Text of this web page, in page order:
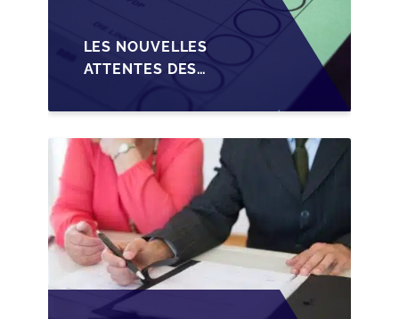
LES NOUVELLES
ATTENTES DES
TRANSMISSION DES
PME BELGES